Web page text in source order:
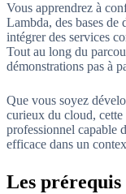
Vous apprendrez à
Lambda, des bases de
intégrer des services
Tout au long du
démonstrations pas à
Que vous soyez
curieux du cloud,
professionnel capable
efficace dans un
Les